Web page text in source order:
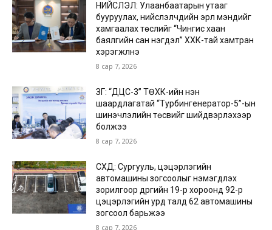
НИЙСЛЭЛ: Улаанбаатарын утааг
бууруулах, нийслэлчүүдийн эрүүл мэндийг
хамгаалах төслийг “Чингис хаан
баялгийн сан нэгдэл” ХХК-тай хамтран
хэрэгжүүлнэ
8 сар 7, 2026
ЗГ: “ДЦС-3” ТӨХК-ийн нэн
шаардлагатай “Турбингенератор-5”-ын
шинэчлэлийн төсвийг шийдвэрлэхээр
болжээ
8 сар 7, 2026
СХД: Сургууль, цэцэрлэгийн
автомашины зогсоолыг нэмэгдүүлэх
зорилгоор дүүргийн 19-р хороонд 92-р
цэцэрлэгийн урд талд 62 автомашины
зогсоол барьжээ
8 сар 7, 2026